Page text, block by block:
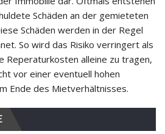
Schäden an der gemieteten
Schäden werden in der Regel
So wird das Risiko verringert als
Reperaturkosten alleine zu tragen,
vor einer eventuell hohen
Ende des Mietverhältnisses.